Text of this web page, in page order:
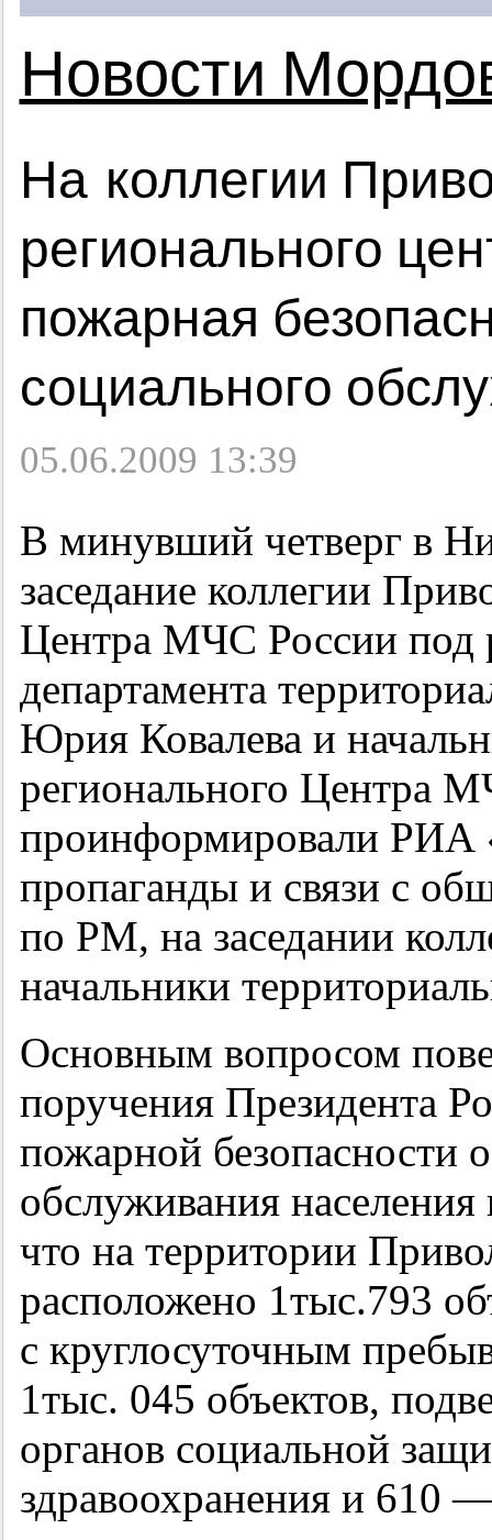
Новости
На коллегии
регионального
пожарная
социального
05.06.2009 13:39
В минувший четверг в
заседание коллегии
Центра МЧС России под
департамента
Юрия Ковалева и
регионального Центра
проинформировали
пропаганды и связи с
по РМ, на заседании
начальники
Основным вопросом
поручения Президента
пожарной безопасности
обслуживания
что на территории
расположено 1тыс.793
с круглосуточным
1тыс. 045 объектов,
органов социальной
здравоохранения и 610